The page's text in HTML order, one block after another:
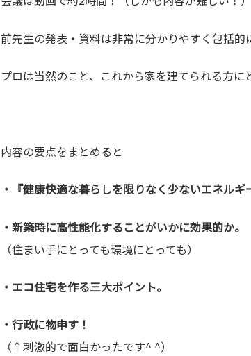
前先生の発表・資料は非常に分かりやすく包括
プロは当然のこと、これから家を建てられる方
内容の要点をまとめると
・『健康快適な暮らしを限りなく少ないエネル
・新築時に高性能化することがいかに効果的か。
（住まい手にとっても環境にとっても）
・エコ住宅を作る三大ポイント。
・行政に物申す！
（↑刺激的で面白かったです^ ^）